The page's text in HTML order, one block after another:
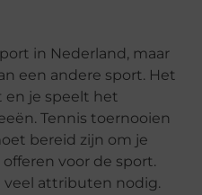
in Nederland, maar
een andere sport. Het
en je speelt het
Tennis toernooien
bereid zijn om je
voor de sport.
veel attributen nodig.